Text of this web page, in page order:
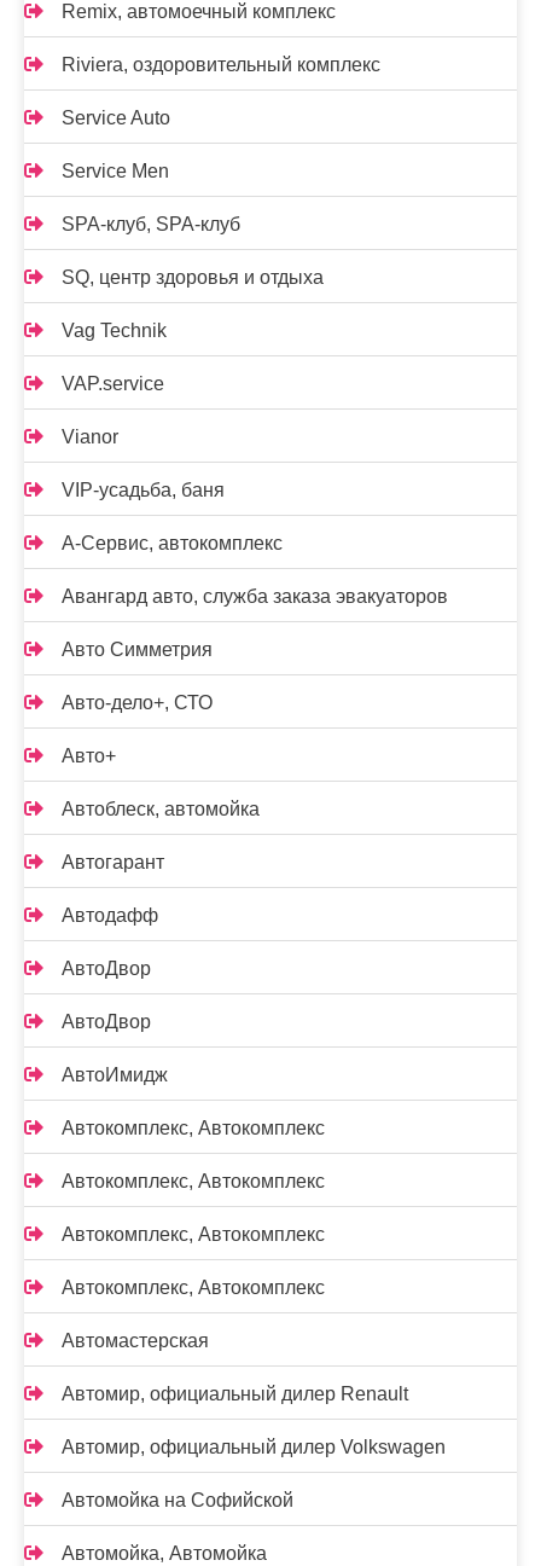
Remix, автомоечный комплекс
Riviera, оздоровительный комплекс
Service Auto
Service Men
SPA-клуб, SPA-клуб
SQ, центр здоровья и отдыха
Vag Technik
VAP.service
Vianor
VIP-усадьба, баня
А-Сервис, автокомплекс
Авангард авто, служба заказа эвакуаторов
Авто Симметрия
Авто-дело+, СТО
Авто+
Автоблеск, автомойка
Автогарант
Автодафф
АвтоДвор
АвтоДвор
АвтоИмидж
Автокомплекс, Автокомплекс
Автокомплекс, Автокомплекс
Автокомплекс, Автокомплекс
Автокомплекс, Автокомплекс
Автомастерская
Автомир, официальный дилер Renault
Автомир, официальный дилер Volkswagen
Автомойка на Софийской
Автомойка, Автомойка